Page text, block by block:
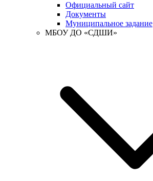
Официальный сайт
Документы
Муниципальное задание
МБОУ ДО «СДШИ»